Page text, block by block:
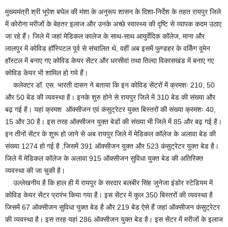
मुख्यमंत्री श्री भूपेश बघेल की मंशा के अनुरूप शासन के दिशा-निर्देश के तहत रायपुर जिले
में कोरोना मरीजों के बेहतर इलाज और उनके अच्छे स्वास्थ्य की दृष्टि से व्यापक कदम उठाए
जा रहे हैं। जिले में जहां मेडिकल कालेज के साथ-साथ आयुर्वेदिक कॉलेज, माना और
लालपुर में कोविड हॉस्पिटल पूर्व से संचालित थे, वहीं अब इसमें फुण्डहर के वर्किंग वूमेन
हॉस्टल में बनाए गए कोविड केयर सेंटर और धरसीवां तथा तिल्दा विकासखंड में बनाए गए
कोविड केयर भी शामिल हो गये हैं।
कलेक्टर डॉ. एस. भारती दासन ने बताया कि इन कोविड सेंटरों में क्रमशः 210, 50
और 50 बेड की व्यवस्था है। इनके शुरु होने से रायपुर जिले में 310 बेड की संख्या और
बढ़ गई है। यहां क्रमश ऑक्सीजन एवं कंसुट्रेटर युक्त बिस्तरों की संख्या क्रमशः 40,
15 और 30 है। इस तरह ऑक्सीजन युक्त बेडों की संख्या भी जिले में 85 और बढ़ गई है।
इन तीनों सेंटर के शुरू हो जाने से अब रायपुर जिले में मेडिकल कॉलेज के अलावा बेड की
संख्या 1274 हो गई है ,जिसमें 391 ऑक्सीजन युक्त और 523 कंसुट्रेटर युक्त बेड है।
जिले में मेडिकल कॉलेज के अलावा 915 ऑक्सीजन सुविधा युक्त बेड की अतिरिक्त
व्यवस्था की जा चुकी है।
उल्लेखनीय है कि हाल ही में रायपुर के सरदार बलबीर सिंह जुनेजा इंडोर स्टेडियम में
कोविड केयर सेंटर प्रारंभ किया गया है। इस सेंटर में कुल 350 बिस्तरों की व्यवस्था है
जिसमें 67 ऑक्सीजन सुविधा युक्त बेड है और 219 बेड ऐसे हैं जहां ऑक्सीजन कंसुट्रेटर
की व्यवस्था है। इस तरह यहां 286 ऑक्सीजन युक्त बेड है। इस सेंटर में मरीजों के इलाज